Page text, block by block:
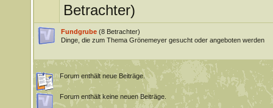
Betrachter)
Fundgrube (8 Betrachter)
Dinge, die zum Thema Grönemeyer gesucht oder angeboten werden
Forum enthält neue Beiträge.
Forum enthält keine neuen Beiträge.